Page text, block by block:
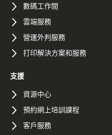
數碼工作間
雲端服務
營運外判服務
打印解決方案和服務
支援
資源中心
預約網上培訓課程
客戶服務